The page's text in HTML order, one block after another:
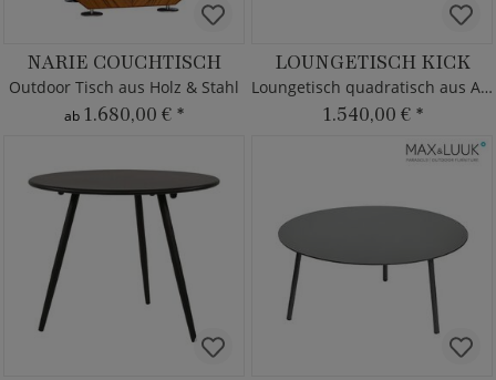
NARIE COUCHTISCH
Outdoor Tisch aus Holz & Stahl
ab 1.680,00 € *
LOUNGETISCH KICK
Loungetisch quadratisch aus Alu
1.540,00 € *